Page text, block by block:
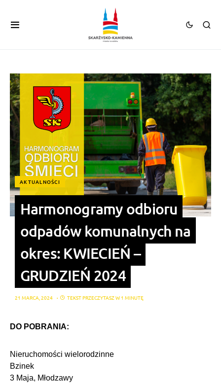
AKTUALNOŚCI
Harmonogramy odbioru
odpadów komunalnych na
okres: KWIECIEŃ –
GRUDZIEŃ 2024
21 MARCA, 2024 TEKST PRZECZYTASZ W 1 MINUTĘ
DO POBRANIA:
Nieruchomości wielorodzinne
Bzinek
3 Maja, Młodzawy